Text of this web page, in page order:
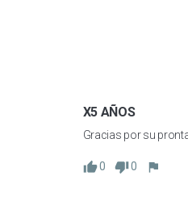
X5 AÑOS
Gracias por su
0 0